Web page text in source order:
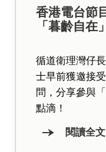
香港電台節
「暮齡自在
循道衛理灣仔
士早前獲邀接
問，分享參與
點滴！
閱讀全文